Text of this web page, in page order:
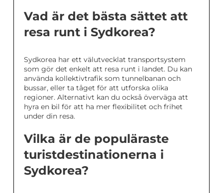
Vad är det bästa sättet att
resa runt i Sydkorea?
Sydkorea har ett välutvecklat transportsystem
som gör det enkelt att resa runt i landet. Du kan
använda kollektivtrafik som tunnelbanan och
bussar, eller ta tåget för att utforska olika
regioner. Alternativt kan du också överväga att
hyra en bil för att ha mer flexibilitet och frihet
under din resa.
Vilka är de populäraste
turistdestinationerna i
Sydkorea?